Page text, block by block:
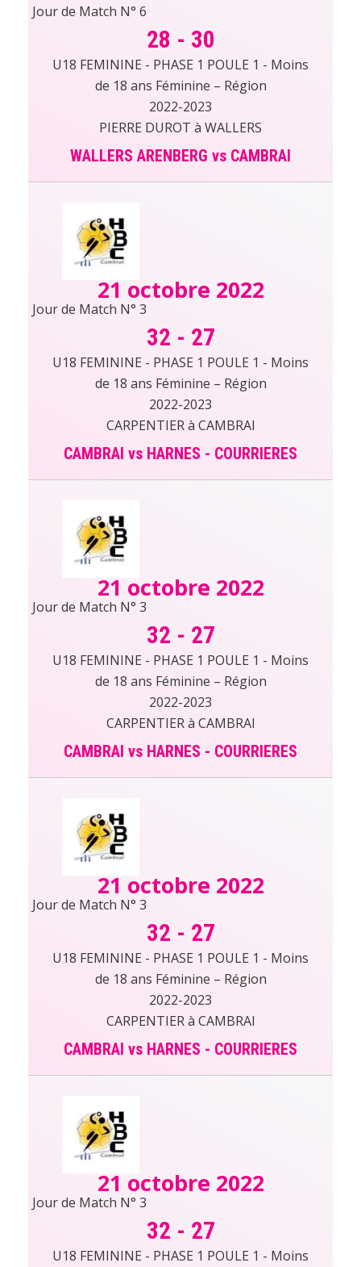
Jour de Match N° 6
28 - 30
U18 FEMININE - PHASE 1 POULE 1 - Moins
de 18 ans Féminine – Région
2022-2023
PIERRE DUROT à WALLERS
WALLERS ARENBERG vs CAMBRAI
21 octobre 2022
Jour de Match N° 3
32 - 27
U18 FEMININE - PHASE 1 POULE 1 - Moins
de 18 ans Féminine – Région
2022-2023
CARPENTIER à CAMBRAI
CAMBRAI vs HARNES - COURRIERES
21 octobre 2022
Jour de Match N° 3
32 - 27
U18 FEMININE - PHASE 1 POULE 1 - Moins
de 18 ans Féminine – Région
2022-2023
CARPENTIER à CAMBRAI
CAMBRAI vs HARNES - COURRIERES
21 octobre 2022
Jour de Match N° 3
32 - 27
U18 FEMININE - PHASE 1 POULE 1 - Moins
de 18 ans Féminine – Région
2022-2023
CARPENTIER à CAMBRAI
CAMBRAI vs HARNES - COURRIERES
21 octobre 2022
Jour de Match N° 3
32 - 27
U18 FEMININE - PHASE 1 POULE 1 - Moins